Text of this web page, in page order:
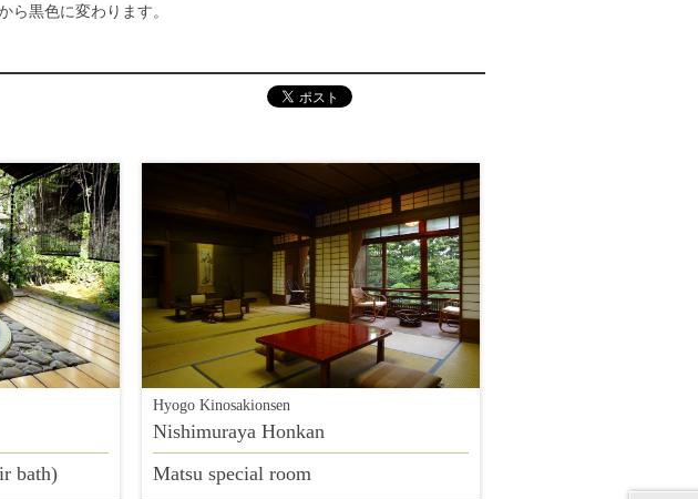
ら黒色に変わります。
bath)
Hyogo Kinosakionsen
Nishimuraya Honkan
Matsu special room